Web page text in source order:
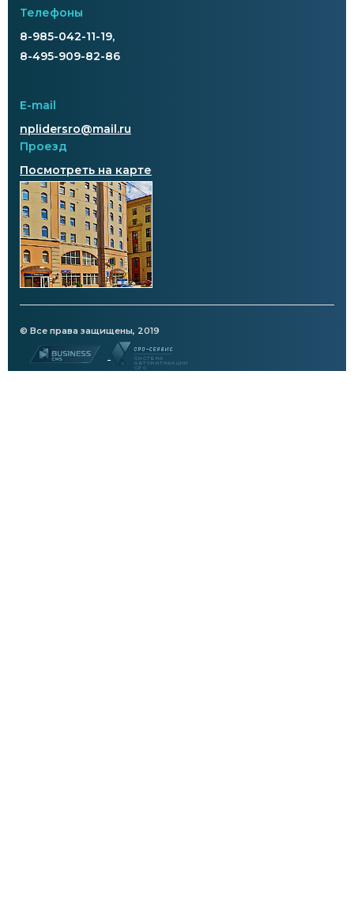
Телефоны
8-985-042-11-19,
8-495-909-82-86
E-mail
nplidersro@mail.ru
Проезд
Посмотреть на карте
© Все права защищены, 2019